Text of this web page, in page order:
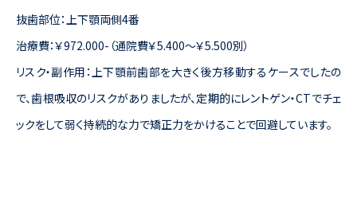
抜歯部位：上下顎両側4番
治療費：￥972.000-（通院費￥5.400～￥5.500別）
リスク・副作用：上下顎前歯部を大きく後方移動するケースでしたの
で、歯根吸収のリスクがありましたが、定期的にレントゲン・CTでチェ
ックをして弱く持続的な力で矯正力をかけることで回避しています。